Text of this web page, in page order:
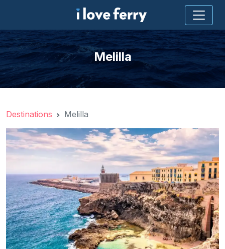
Melilla
Destinations Melilla